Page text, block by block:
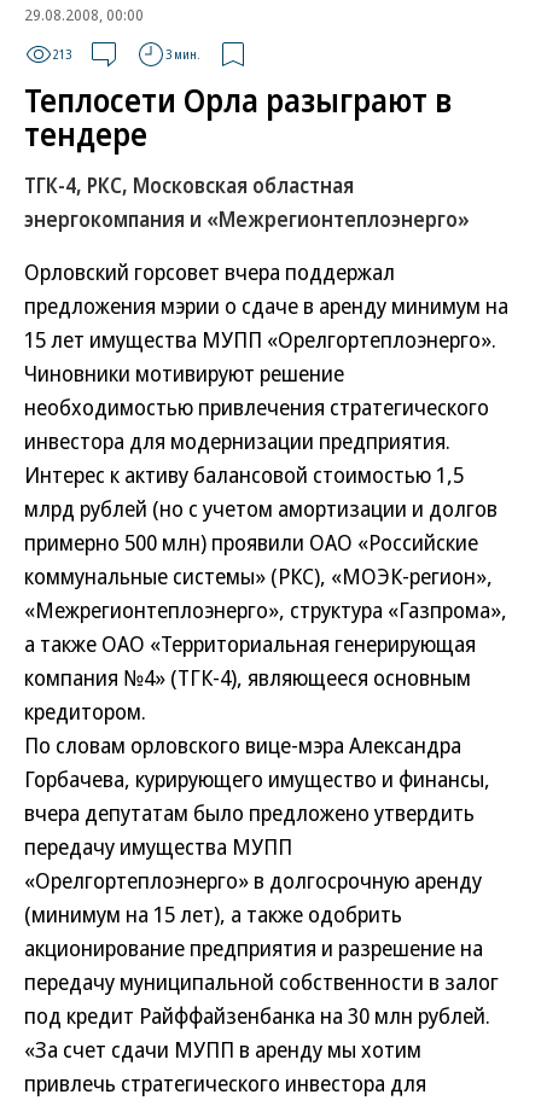
29.08.2008, 00:00
213 3 мин.
Теплосети Орла разыграют в
тендере
ТГК-4, РКС, Московская областная
энергокомпания и «Межрегионтеплоэнерго»
Орловский горсовет вчера поддержал
предложения мэрии о сдаче в аренду минимум на
15 лет имущества МУПП «Орелгортеплоэнерго».
Чиновники мотивируют решение
необходимостью привлечения стратегического
инвестора для модернизации предприятия.
Интерес к активу балансовой стоимостью 1,5
млрд рублей (но с учетом амортизации и долгов
примерно 500 млн) проявили ОАО «Российские
коммунальные системы» (РКС), «МОЭК-регион»,
«Межрегионтеплоэнерго», структура «Газпрома»,
а также ОАО «Территориальная генерирующая
компания №4» (ТГК-4), являющееся основным
кредитором.
По словам орловского вице-мэра Александра
Горбачева, курирующего имущество и финансы,
вчера депутатам было предложено утвердить
передачу имущества МУПП
«Орелгортеплоэнерго» в долгосрочную аренду
(минимум на 15 лет), а также одобрить
акционирование предприятия и разрешение на
передачу муниципальной собственности в залог
под кредит Райффайзенбанка на 30 млн рублей.
«За счет сдачи МУПП в аренду мы хотим
привлечь стратегического инвестора для